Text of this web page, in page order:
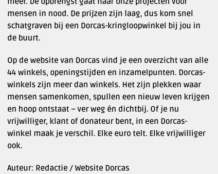
mensen in nood. De prijzen zijn laag, dus kom snel
schatgraven bij een Dorcas-kringloopwinkel bij jou in
de buurt.
Op de website van Dorcas vind je een overzicht van alle
44 winkels, openingstijden en inzamelpunten. Dorcas-
winkels zijn meer dan winkels. Het zijn plekken waar
mensen samenkomen, spullen een nieuw leven krijgen
en hoop ontstaat – ver weg én dichtbij. Of je nu
vrijwilliger, klant of donateur bent, in een Dorcas-
winkel maak je verschil. Elke euro telt. Elke vrijwilliger
ook.
Auteur: Redactie / Website Dorcas